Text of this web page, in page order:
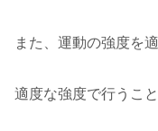
また、運動の強度を
適度な強度で行うこ